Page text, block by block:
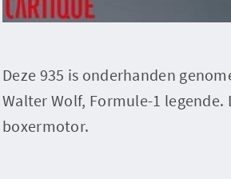
Deze 935 is onderhanden
Walter Wolf, Formule-1
boxermotor.